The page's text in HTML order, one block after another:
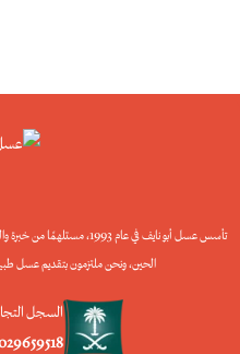
تأسس عسل أبو نايف في عام
الحين، ونحن ملتزمون بتقديم عسل
السجل